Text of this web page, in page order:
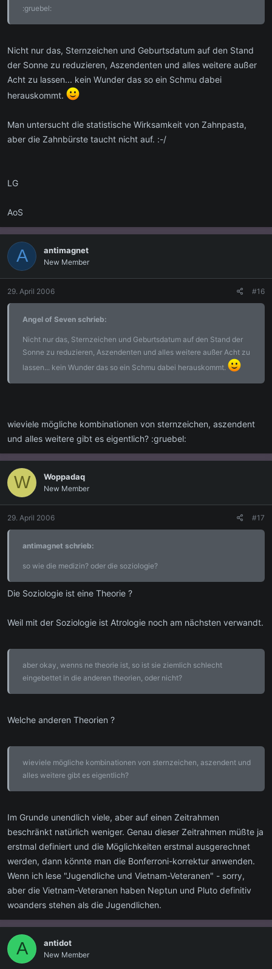
:gruebel:
Nicht nur das, Sternzeichen und Geburtsdatum auf den Stand
der Sonne zu reduzieren, Aszendenten und alles weitere außer
Acht zu lassen... kein Wunder das so ein Schmu dabei
herauskommt.
Man untersucht die statistische Wirksamkeit von Zahnpasta,
aber die Zahnbürste taucht nicht auf. :-/
LG
AoS
A antimagnet
New Member
29. April 2006 #16
Angel of Seven schrieb:
Nicht nur das, Sternzeichen und Geburtsdatum auf den Stand der
Sonne zu reduzieren, Aszendenten und alles weitere außer Acht zu
lassen... kein Wunder das so ein Schmu dabei herauskommt.
wieviele mögliche kombinationen von sternzeichen, aszendent
und alles weitere gibt es eigentlich? :gruebel:
W Woppadaq
New Member
29. April 2006 #17
antimagnet schrieb:
so wie die medizin? oder die soziologie?
Die Soziologie ist eine Theorie ?
Weil mit der Soziologie ist Atrologie noch am nächsten verwandt.
aber okay, wenns ne theorie ist, so ist sie ziemlich schlecht
eingebettet in die anderen theorien, oder nicht?
Welche anderen Theorien ?
wieviele mögliche kombinationen von sternzeichen, aszendent und
alles weitere gibt es eigentlich?
Im Grunde unendlich viele, aber auf einen Zeitrahmen
beschränkt natürlich weniger. Genau dieser Zeitrahmen müßte ja
erstmal definiert und die Möglichkeiten erstmal ausgerechnet
werden, dann könnte man die Bonferroni-korrektur anwenden.
Wenn ich lese "Jugendliche und Vietnam-Veteranen" - sorry,
aber die Vietnam-Veteranen haben Neptun und Pluto definitiv
woanders stehen als die Jugendlichen.
A antidot
New Member